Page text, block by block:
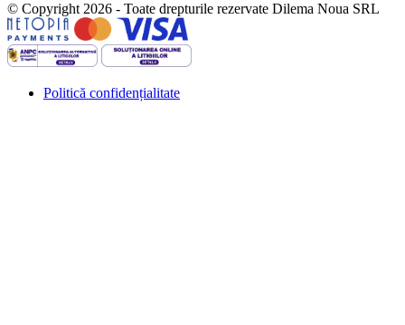
© Copyright 2026 - Toate drepturile rezervate Dilema Noua SRL
Politică confidențialitate